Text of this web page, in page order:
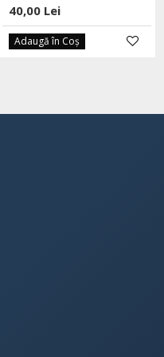
40,00 Lei
Adaugă în Coş